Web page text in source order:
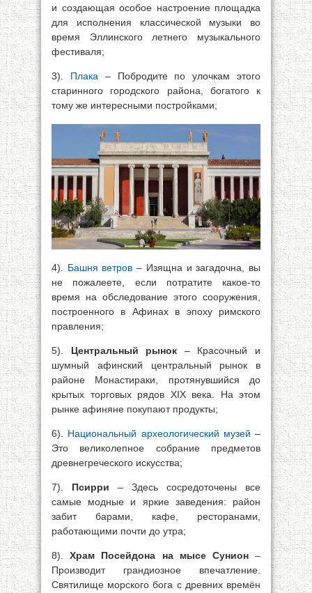
и создающая особое настроение площадка
для исполнения классической музыки во
время Эллинского летнего музыкального
фестиваля;
3). Плака– Побродите по улочкам этого
старинного городского района, богатого к
тому же интересными постройками;
4). Башня ветров – Изящна и загадочна, вы
не пожалеете, если потратите какое-то
время на обследование этого сооружения,
построенного в Афинах в эпоху римского
правления;
5). Центральный рынок – Красочный и
шумный афинский центральный рынок в
районе Монастираки, протянувшийся до
крытых торговых рядов XIX века. На этом
рынке афиняне покупают продукты;
6). Национальный археологический музей –
Это великолепное собрание предметов
древнегреческого искусства;
7). Псирри – Здесь сосредоточены все
самые модные и яркие заведения: район
забит барами, кафе, ресторанами,
работающими почти до утра;
8).Храм Посейдона на мысе Сунион–
Производит грандиозное впечатление.
Святилище морского бога с древних времён